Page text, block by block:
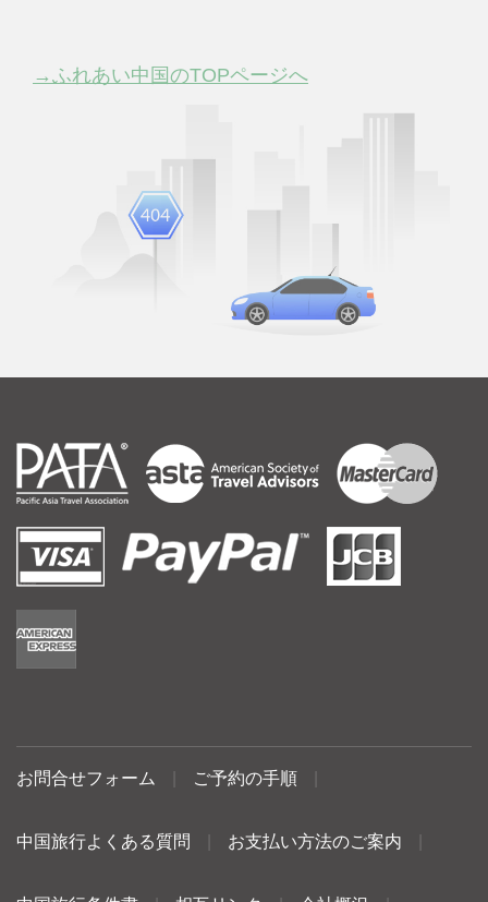
→ふれあい中国のTOPページへ
お問合せフォーム ご予約の手順
中国旅行よくある質問 お支払い方法のご案内